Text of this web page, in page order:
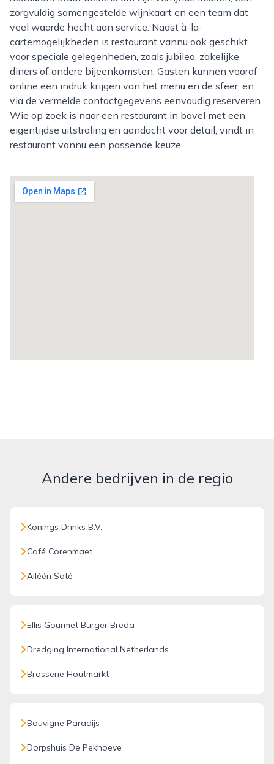
zorgvuldig samengestelde wijnkaart en een team dat
veel waarde hecht aan service. Naast à-la-
cartemogelijkheden is restaurant vannu ook geschikt
voor speciale gelegenheden, zoals jubilea, zakelijke
diners of andere bijeenkomsten. Gasten kunnen vooraf
online een indruk krijgen van het menu en de sfeer, en
via de vermelde contactgegevens eenvoudig reserveren.
Wie op zoek is naar een restaurant in bavel met een
eigentijdse uitstraling en aandacht voor detail, vindt in
restaurant vannu een passende keuze.
Andere bedrijven in de regio
Konings Drinks B.V.
Café Corenmaet
Alléén Saté
Ellis Gourmet Burger Breda
Dredging International Netherlands
Brasserie Houtmarkt
Bouvigne Paradijs
Dorpshuis De Pekhoeve